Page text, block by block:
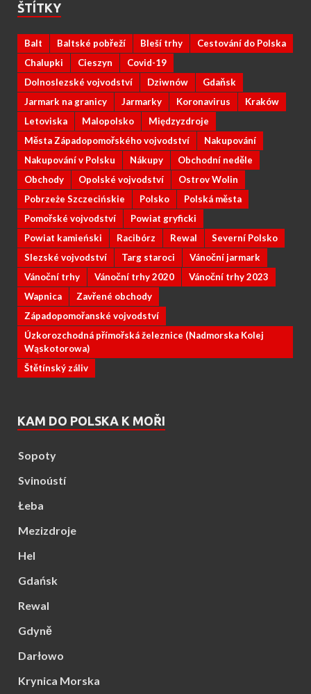
ŠTÍTKY
Balt Baltské pobřeží Bleší trhy
Cestování do Polska
Chalupki
Cieszyn
Covid-19
Dolnoslezské vojvodství
Dziwnów
Gdaňsk
Jarmark na granicy
Jarmarky Koronavirus
Kraków
Letoviska
Malopolsko
Międzyzdroje
Města Západopomořského vojvodství
Nakupování
Nakupování v Polsku
Nákupy
Obchodní neděle
Obchody
Opolské vojvodství
Ostrov Wolin
Pobrzeże Szczecińskie
Polsko
Polská města
Pomořské vojvodství
Powiat gryficki
Powiat kamieński
Racibórz Rewal
Severní Polsko
Slezské vojvodství
Targ staroci
Vánoční jarmark
Vánoční trhy
Vánoční trhy 2020
Vánoční trhy 2023
Wapnica
Zavřené obchody
Západopomořanské vojvodství
Úzkorozchodná přímořská železnice (Nadmorska Kolej
Wąskotorowa)
Štětínský záliv
KAM DO POLSKA K MOŘI
Sopoty
Svinoústí
Łeba
Mezizdroje
Hel
Gdańsk
Rewal
Gdyně
Darłowo
Krynica Morska